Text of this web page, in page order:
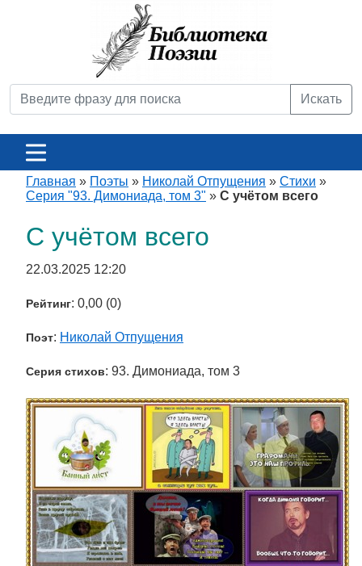
Искать
Главная » Поэты » Николай Отпущения » Стихи »
Серия "93. Димониада, том 3" » С учётом всего
С учётом всего
22.03.2025 12:20
Рейтинг: 0,00 (0)
Поэт: Николай Отпущения
Серия стихов: 93. Димониада, том 3